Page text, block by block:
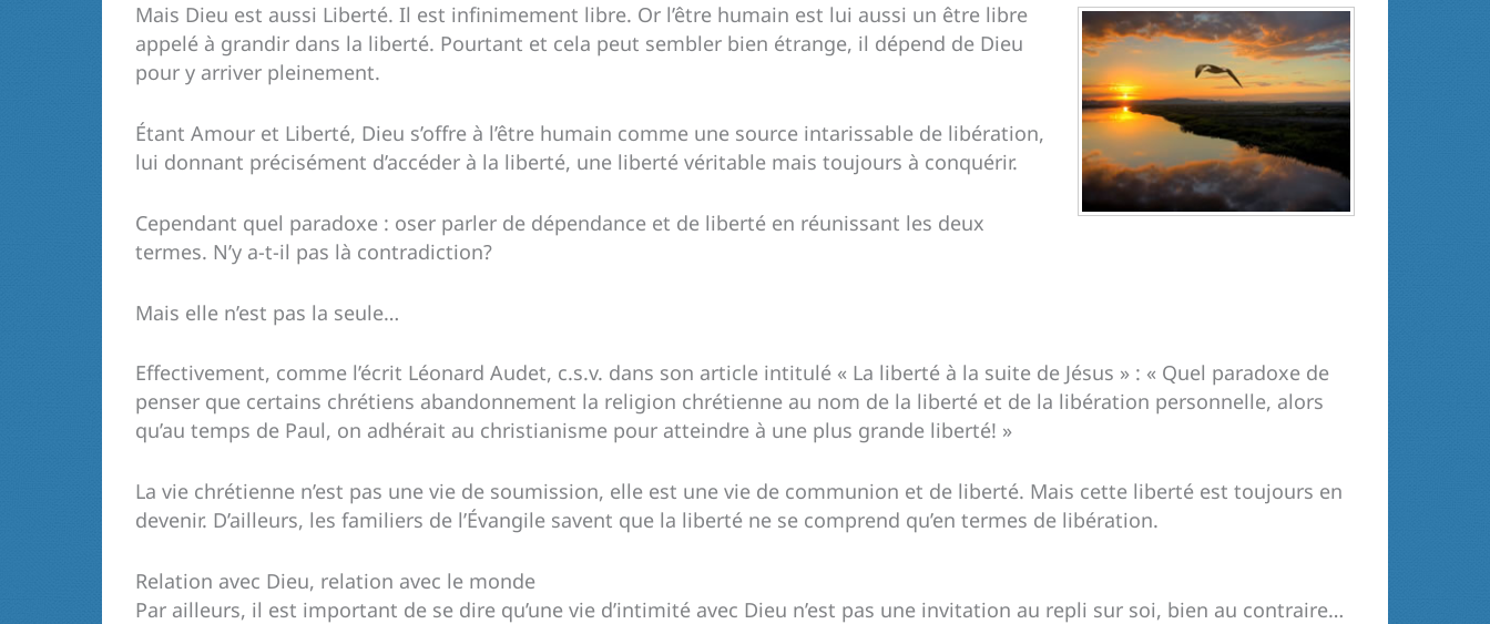
Mais Dieu est aussi Liberté. Il est infinimement libre. Or l’être humain est lui aussi un être libre
appelé à grandir dans la liberté. Pourtant et cela peut sembler bien étrange, il dépend de Dieu
pour y arriver pleinement.
Étant Amour et Liberté, Dieu s’offre à l’être humain comme une source intarissable de libération,
lui donnant précisément d’accéder à la liberté, une liberté véritable mais toujours à conquérir.
Cependant quel paradoxe : oser parler de dépendance et de liberté en réunissant les deux
termes. N’y a-t-il pas là contradiction?
Mais elle n’est pas la seule…
Effectivement, comme l’écrit Léonard Audet, c.s.v. dans son article intitulé « La liberté à la suite de Jésus » : « Quel paradoxe de
penser que certains chrétiens abandonnement la religion chrétienne au nom de la liberté et de la libération personnelle, alors
qu’au temps de Paul, on adhérait au christianisme pour atteindre à une plus grande liberté! »
La vie chrétienne n’est pas une vie de soumission, elle est une vie de communion et de liberté. Mais cette liberté est toujours en
devenir. D’ailleurs, les familiers de l’Évangile savent que la liberté ne se comprend qu’en termes de libération.
Relation avec Dieu, relation avec le monde
Par ailleurs, il est important de se dire qu’une vie d’intimité avec Dieu n’est pas une invitation au repli sur soi, bien au contraire…